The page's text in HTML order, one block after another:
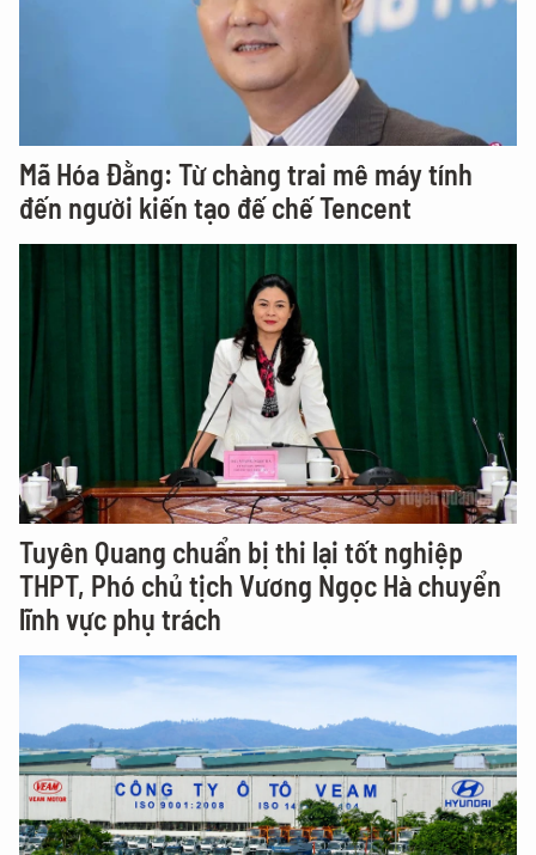
Mã Hóa Đằng: Từ chàng trai mê máy tính
đến người kiến tạo đế chế Tencent
Tuyên Quang chuẩn bị thi lại tốt nghiệp
THPT, Phó chủ tịch Vương Ngọc Hà chuyển
lĩnh vực phụ trách